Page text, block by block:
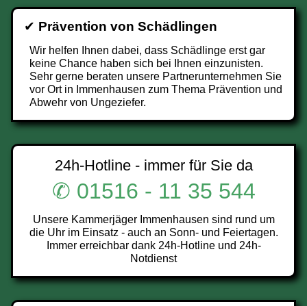
✔ Prävention von Schädlingen
Wir helfen Ihnen dabei, dass Schädlinge erst gar
keine Chance haben sich bei Ihnen einzunisten.
Sehr gerne beraten unsere Partnerunternehmen Sie
vor Ort in Immenhausen zum Thema Prävention und
Abwehr von Ungeziefer.
24h-Hotline - immer für Sie da
✆ 01516 - 11 35 544
Unsere Kammerjäger Immenhausen sind rund um
die Uhr im Einsatz - auch an Sonn- und Feiertagen.
Immer erreichbar dank 24h-Hotline und 24h-
Notdienst